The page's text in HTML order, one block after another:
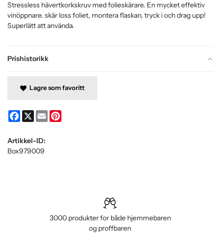
Prishistorikk
Stressless hävertkorkskruv med folieskärare. En mycket effektiv
vinöppnare. skär loss foliet, montera flaskan, tryck i och drag upp!
Superlätt att använda.
Lagre som favoritt
Facebook
X Email
Artikkel-ID:
Box979009
3000 produkter for både hjemmebaren
og proffbaren